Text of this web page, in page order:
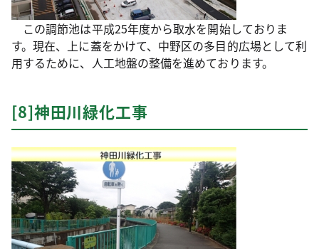
この調節池は平成25年度から取水を開始しておりま
す。現在、上に蓋をかけて、中野区の多目的広場として利
用するために、人工地盤の整備を進めております。
[8]神田川緑化工事